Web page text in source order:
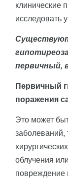
клинические
исследовать
первичный,
Первичный
поражения
Это может
заболеваний,
облучения
повреждение